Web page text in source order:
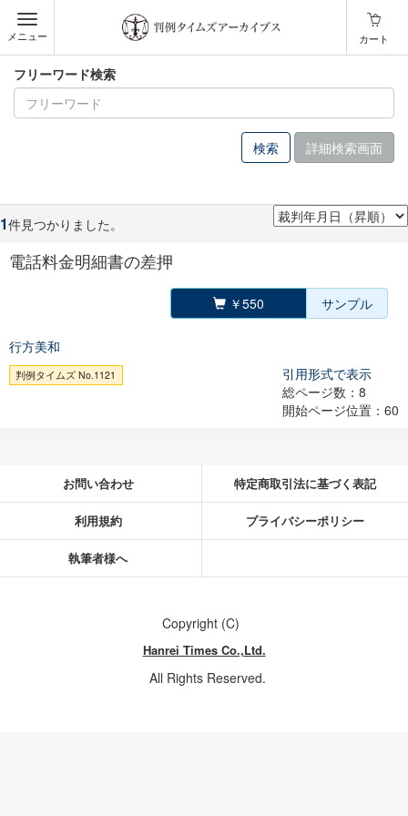
メニュー カート
フリーワード検索
詳細検索画面
1件見つかりました。
電話料金明細書の差押
￥550 サンプル
行方美和
判例タイムズ No.1121
引用形式で表示
総ページ数：8
開始ページ位置：60
お問い合わせ 特定商取引法に基づく表記
利用規約 プライバシーポリシー
執筆者様へ
Copyright (C)
Hanrei Times Co.,Ltd.
All Rights Reserved.